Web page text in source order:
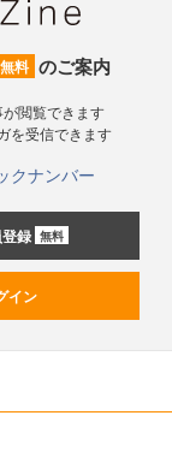
無料 のご案内
が閲覧できます
を受信できます
クナンバー
録 無料
イン